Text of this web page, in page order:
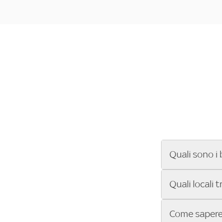
Quali sono i
Se cerchi un
ENILIVE, la
Sky Bar ti
Quali locali
Vuoi sapere
Come